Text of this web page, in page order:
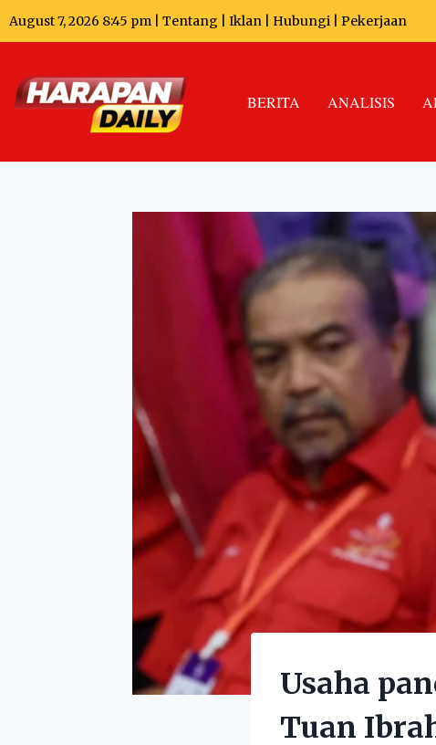
August 7, 2026 8:45 pm | Tentang Iklan Hubungi Pekerjaan
BERITA ANALISIS
Usaha
Tuan